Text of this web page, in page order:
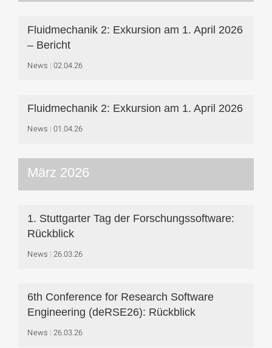
Fluidmechanik 2: Exkursion am 1. April 2026
– Bericht
News 02.04.26
Fluidmechanik 2: Exkursion am 1. April 2026
News 01.04.26
März 2026
1. Stuttgarter Tag der Forschungssoftware:
Rückblick
News 26.03.26
6th Conference for Research Software
Engineering (deRSE26): Rückblick
News 26.03.26